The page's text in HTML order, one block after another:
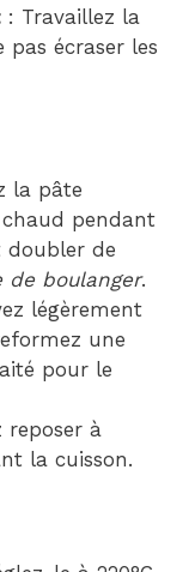
: Travaillez la
écraser les
la pâte
pendant
doubler de
de boulanger.
légèrement
une
pour le
reposer à
la cuisson.